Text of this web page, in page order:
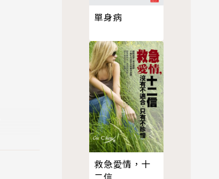
單身病
救急愛情，十